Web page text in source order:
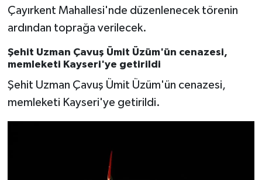
Çayırkent Mahallesi'nde düzenlenecek törenin
ardından toprağa verilecek.
Şehit Uzman Çavuş Ümit Üzüm'ün cenazesi,
memleketi Kayseri'ye getirildi
Şehit Uzman Çavuş Ümit Üzüm'ün cenazesi,
memleketi Kayseri'ye getirildi.